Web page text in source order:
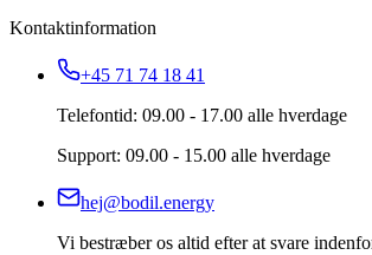
Kontaktinformation
+45 71 74 18 41
Telefontid: 09.00 - 17.00 alle hverdage
Support: 09.00 - 15.00 alle hverdage
hej@bodil.energy
Vi bestræber os altid efter at svare